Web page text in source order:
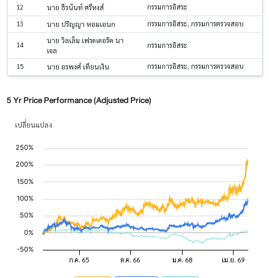
12
นาย ธีรนันท์ ศรีหงส์
กรรมการอิสระ
13
นาย ปริญญา หอมเอนก กรรมการอิสระ, กรรมการตรวจสอบ
14
นาย วิลเล็ม เฟรดเดอริค นา
เจล
กรรมการอิสระ
15 นาย อรพงศ์ เทียนเงิน กรรมการอิสระ, กรรมการตรวจสอบ
5 Yr Price Performance (Adjusted Price)
เปลี่ยนแปลง